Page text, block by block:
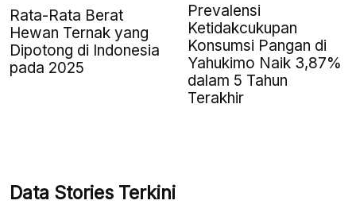
Rata-Rata Berat
Hewan Ternak yang
Dipotong di Indonesia
pada 2025
Prevalensi
Ketidakcukupan
Konsumsi Pangan di
Yahukimo Naik 3,87%
dalam 5 Tahun
Terakhir
Data Stories Terkini